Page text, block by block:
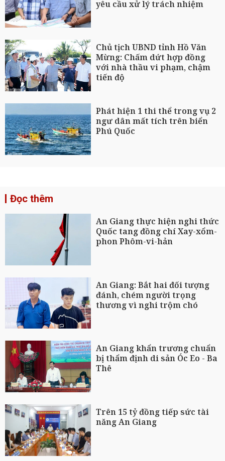
yêu cầu xử lý trách nhiệm
Chủ tịch UBND tỉnh Hồ Văn
Mừng: Chấm dứt hợp đồng
với nhà thầu vi phạm, chậm
tiến độ
Phát hiện 1 thi thể trong vụ 2
ngư dân mất tích trên biển
Phú Quốc
Đọc thêm
An Giang thực hiện nghi thức
Quốc tang đồng chí Xay-xổm-
phon Phôm-vi-hản
An Giang: Bắt hai đối tượng
đánh, chém người trọng
thương vì nghi trộm chó
An Giang khẩn trương chuẩn
bị thẩm định di sản Óc Eo - Ba
Thê
Trên 15 tỷ đồng tiếp sức tài
năng An Giang